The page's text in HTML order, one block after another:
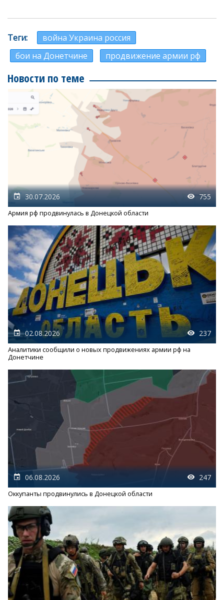
Теги
война Украина россия
бои на Донетчине
продвижение армии рф
Новости по теме
30.07.2026 755
Армия рф продвинулась в Донецкой области
02.08.2026 237
Аналитики сообщили о новых продвижениях армии рф на
Донетчине
06.08.2026 247
Оккупанты продвинулись в Донецкой области